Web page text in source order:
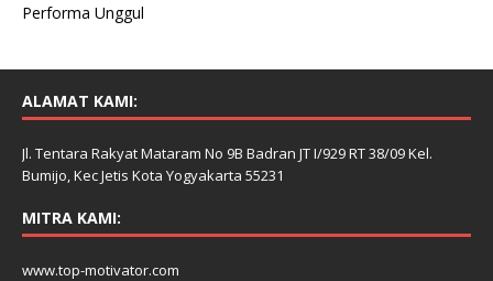
Performa Unggul
ALAMAT KAMI:
Jl. Tentara Rakyat Mataram No 9B Badran JT I/929 RT 38/09 Kel.
Bumijo, Kec Jetis Kota Yogyakarta 55231
MITRA KAMI:
www.top-motivator.com